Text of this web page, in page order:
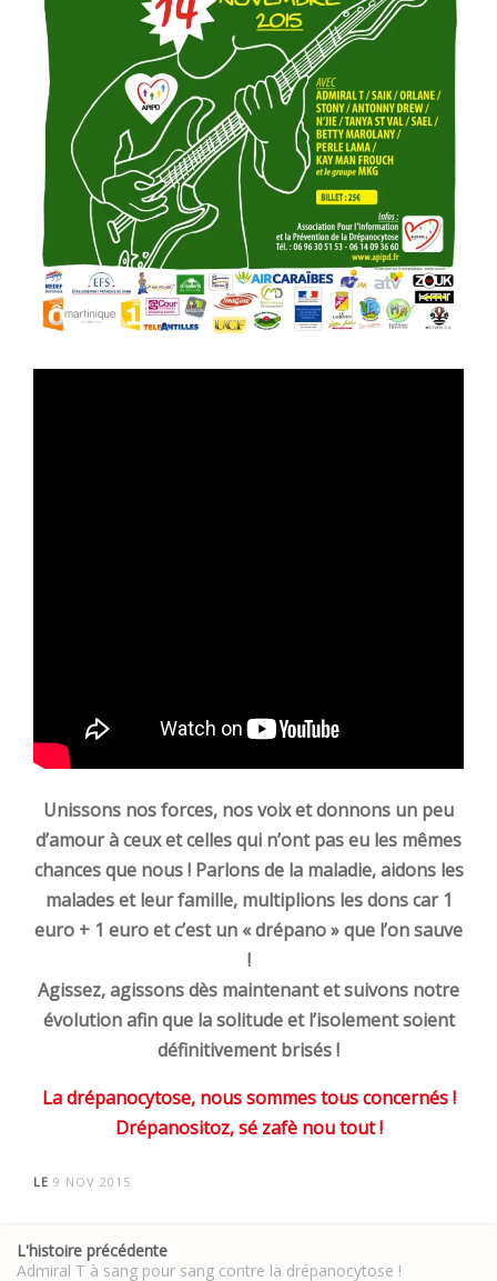
Unissons nos forces, nos voix et donnons un peu
d’amour à ceux et celles qui n’ont pas eu les mêmes
chances que nous ! Parlons de la maladie, aidons les
malades et leur famille, multiplions les dons car 1
euro + 1 euro et c’est un « drépano » que l’on sauve
!
Agissez, agissons dès maintenant et suivons notre
évolution afin que la solitude et l’isolement soient
définitivement brisés !
La drépanocytose, nous sommes tous concernés !
Drépanositoz, sé zafè nou tout !
LE 9 NOV 2015
navigation
L'histoire précédente
Admiral T à sang pour sang contre la drépanocytose !